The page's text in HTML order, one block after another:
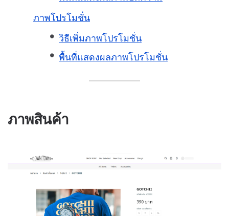
ภาพโปรโมชั่น
วิธีเพิ่มภาพโปรโมชั่น
พื้นที่แสดงผลภาพโปรโมชั่น
ภาพสินค้า